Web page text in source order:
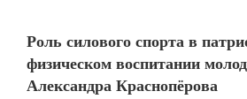
Роль силового спорта в
физическом воспитании
Александра Краснопёрова